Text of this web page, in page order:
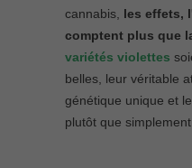
cannabis, les effets,
comptent plus que
variétés violettes
belles, leur véritable
génétique unique et
plutôt que